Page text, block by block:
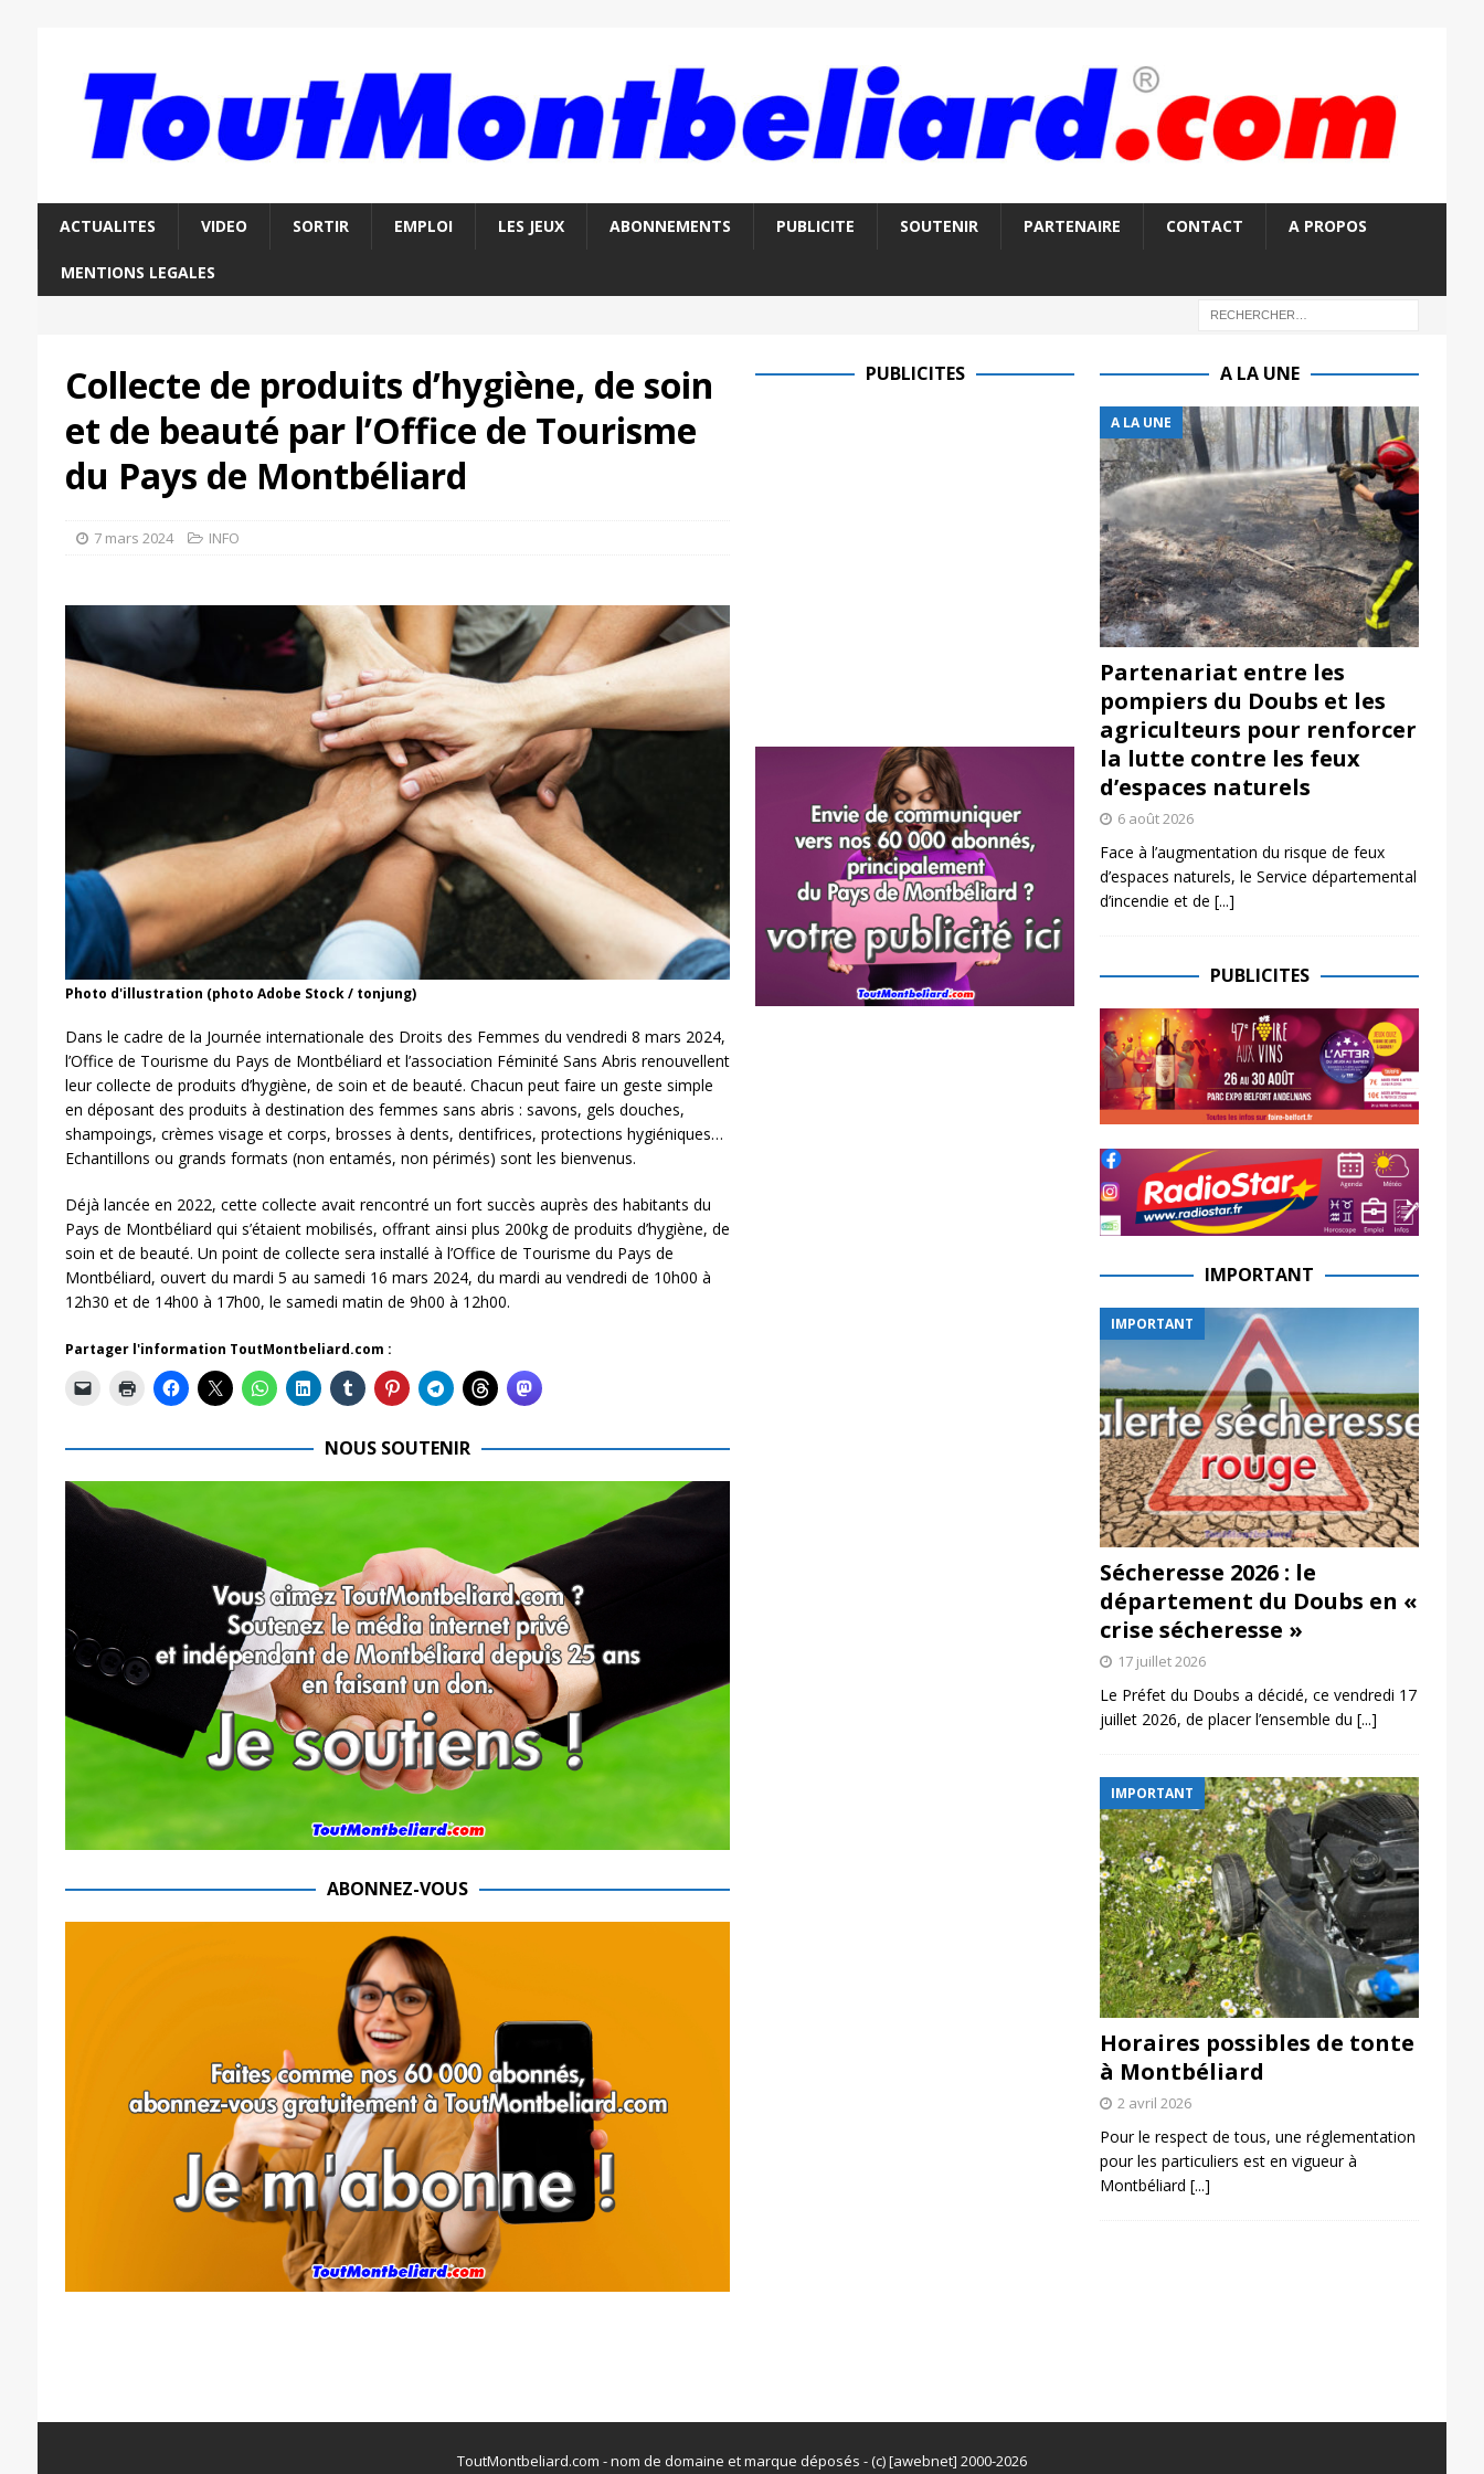
ACTUALITES VIDEO SORTIR EMPLOI LES JEUX ABONNEMENTS PUBLICITE SOUTENIR PARTENAIRE CONTACT A PROPOS
MENTIONS LEGALES
Collecte de produits d’hygiène, de soin
et de beauté par l’Office de Tourisme
du Pays de Montbéliard
7 mars 2024 INFO
Photo d'illustration (photo Adobe Stock / tonjung)
Dans le cadre de la Journée internationale des Droits des Femmes du vendredi 8 mars 2024,
l’Office de Tourisme du Pays de Montbéliard et l’association Féminité Sans Abris renouvellent
leur collecte de produits d’hygiène, de soin et de beauté. Chacun peut faire un geste simple
en déposant des produits à destination des femmes sans abris : savons, gels douches,
shampoings, crèmes visage et corps, brosses à dents, dentifrices, protections hygiéniques…
Echantillons ou grands formats (non entamés, non périmés) sont les bienvenus.
Déjà lancée en 2022, cette collecte avait rencontré un fort succès auprès des habitants du
Pays de Montbéliard qui s’étaient mobilisés, offrant ainsi plus 200kg de produits d’hygiène, de
soin et de beauté. Un point de collecte sera installé à l’Office de Tourisme du Pays de
Montbéliard, ouvert du mardi 5 au samedi 16 mars 2024, du mardi au vendredi de 10h00 à
12h30 et de 14h00 à 17h00, le samedi matin de 9h00 à 12h00.
Partager l'information ToutMontbeliard.com :
NOUS SOUTENIR
ABONNEZ-VOUS
PUBLICITES A LA UNE
A LA UNE
Partenariat entre les
pompiers du Doubs et les
agriculteurs pour renforcer
la lutte contre les feux
d’espaces naturels
6 août 2026
Face à l’augmentation du risque de feux
d’espaces naturels, le Service départemental
d’incendie et de [...]
PUBLICITES
IMPORTANT
IMPORTANT
Sécheresse 2026 : le
département du Doubs en «
crise sécheresse »
17 juillet 2026
Le Préfet du Doubs a décidé, ce vendredi 17
juillet 2026, de placer l’ensemble du [...]
IMPORTANT
Horaires possibles de tonte
à Montbéliard
2 avril 2026
Pour le respect de tous, une réglementation
pour les particuliers est en vigueur à
Montbéliard [...]
ToutMontbeliard.com - nom de domaine et marque déposés - (c) [awebnet] 2000-2026